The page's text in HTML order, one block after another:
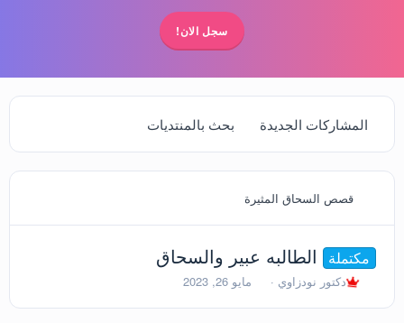
سجل الان!
المشاركات الجديدة بحث بالمنتديات
قصص السحاق المثيرة
مكتملة الطالبه عبير والسحاق
ب
د
دكتور نودزاوي
ت
ر
مايو 26, 2023